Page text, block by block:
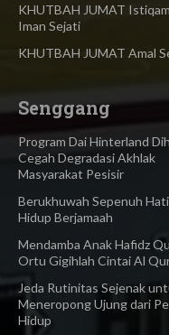
KHUTBAH JUMAT
Iman Sejati
KHUTBAH JUMAT Amal
Senggang
Program Dai Hinterland
Cegah Degradasi Akhlak
Masyarakat Pesisir
Berukhuwah Sepenuh
Hidup Berjamaah
Mendamba Anak Hafidz
Ortu Gigihlah Cintai Al
Jeda Rutinitas Sejenak
Meneropong Ujung dari
Hidup